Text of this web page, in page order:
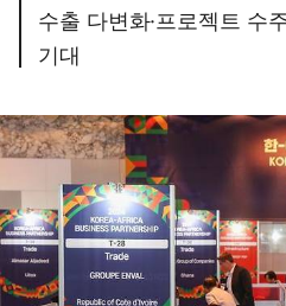
수출 다변화·프로젝트 수
기대